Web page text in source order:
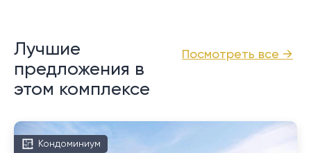
Посмотреть все →
Лучшие
предложения в
этом комплексе
Кондоминиум